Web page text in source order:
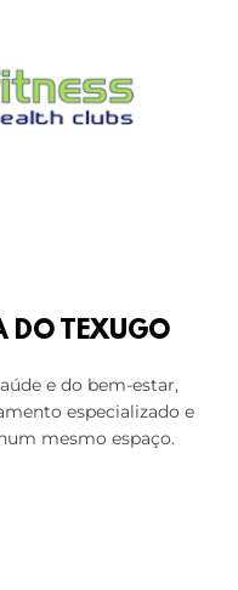
DO TEXUGO
e do bem-estar,
especializado e
mesmo espaço.